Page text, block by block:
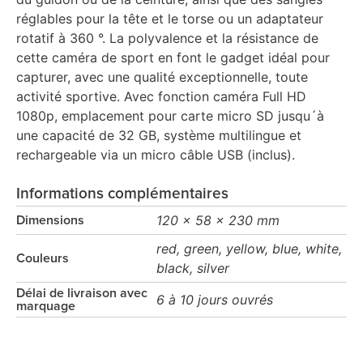
réglables pour la tête et le torse ou un adaptateur
rotatif à 360 °. La polyvalence et la résistance de
cette caméra de sport en font le gadget idéal pour
capturer, avec une qualité exceptionnelle, toute
activité sportive. Avec fonction caméra Full HD
1080p, emplacement pour carte micro SD jusqu´à
une capacité de 32 GB, système multilingue et
rechargeable via un micro câble USB (inclus).
Informations complémentaires
Dimensions 120 x 58 x 230 mm
Couleurs
red, green, yellow, blue, white,
black, silver
Délai de livraison avec
marquage
6 à 10 jours ouvrés